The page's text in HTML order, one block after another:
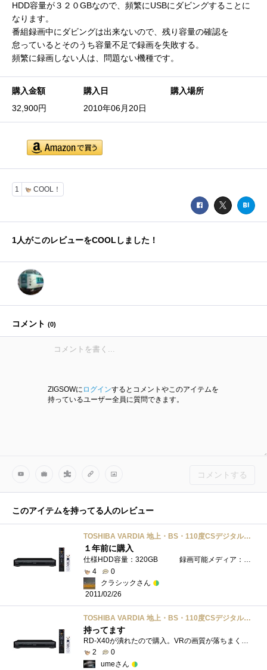
HDD容量が３２０GBなので、頻繁にUSBにダビングすることに
なります。
番組録画中にダビングは出来ないので、残り容量の確認を
怠っているとそのうち容量不足で録画を失敗する。
頻繁に録画しない人は、問題ない機種です。
購入金額
32,900円
購入日
2010年06月20日
購入場所
1 COOL！
1人がこのレビューをCOOLしました！
コメント (0)
ZIGSOWに ログインするとコメントやこのアイテムを
持っているユーザー全員に質問できます。
コメントする
このアイテムを持ってる人のレビュー
TOSHIBA VARDIA 地上・BS・110度CSデジタルチューナー搭載ハイビジョンレコーダー HDD 320GB RD-S304K
１年前に購入
仕様HDD容量：320GB 録画可能メディア：DVD-R/DVD-RW/DVD-RAM/DVD-RDLデジタルチューナー：地上デジタル/BSデジタル/110度CSデジタル内蔵チューナー �...
4
0
クラシックさん
2011/02/26
TOSHIBA VARDIA 地上・BS・110度CSデジタルチューナー搭載ハイビジョンレコーダー HDD 320GB RD-S304K
持ってます
2
0
umeさん